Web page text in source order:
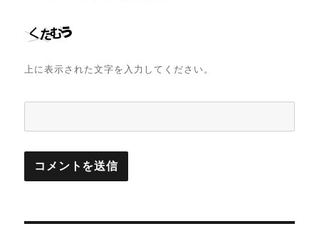
上に表示された文字を入力してください。